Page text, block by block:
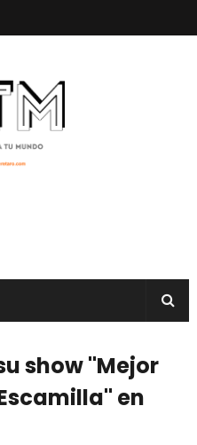
show "Mejor
en